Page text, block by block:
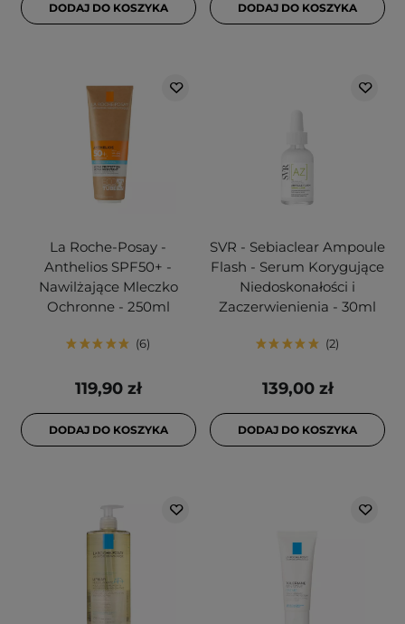
DODAJ DO KOSZYKA DODAJ DO KOSZYKA
La Roche-Posay -
Anthelios SPF50+ -
Nawilżające Mleczko
Ochronne - 250ml
6
119,90 zł
DODAJ DO KOSZYKA
SVR - Sebiaclear Ampoule
Flash - Serum Korygujące
Niedoskonałości i
Zaczerwienienia - 30ml
2
139,00 zł
DODAJ DO KOSZYKA